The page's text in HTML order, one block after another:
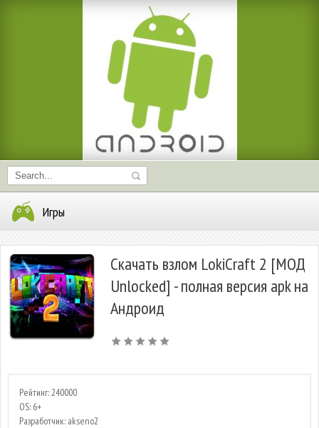
Игры
Скачать взлом LokiCraft 2 [МОД
Unlocked] - полная версия apk на
Андроид
Рейтинг: 240000
OS: 6+
Разработчик: akseno2